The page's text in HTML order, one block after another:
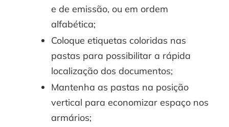
e de emissão, ou em ordem
alfabética;
Coloque etiquetas coloridas nas
pastas para possibilitar a rápida
localização dos documentos;
Mantenha as pastas na posição
vertical para economizar espaço nos
armários;